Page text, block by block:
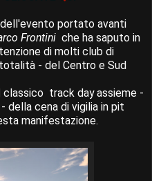
portato avanti
Frontini che ha saputo in
di molti club di
- del Centro e Sud
track day assieme -
- della cena di vigilia in pit
manifestazione.